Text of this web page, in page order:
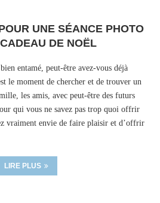
UNE SÉANCE PHOTO
DE NOËL
entamé, peut-être avez-vous déjà
le moment de chercher et de trouver un
les amis, avec peut-être des futurs
qui vous ne savez pas trop quoi offrir
vraiment envie de faire plaisir et d’offrir
LIRE PLUS